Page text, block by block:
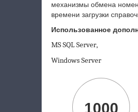
механизмы обмена
времени загрузки
Использованное
MSSQLServer,
WindowsServer
1000